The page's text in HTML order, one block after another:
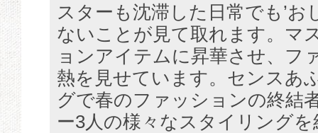
スターも沈滞した日常でも’お
ないことが見て取れます。マ
ョンアイテムに昇華させ、フ
熱を見せています。センスあ
グで春のファッションの終結
ー3人の様々なスタイリング